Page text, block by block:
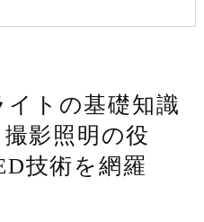
トの基礎知識
影照明の役
技術を網羅